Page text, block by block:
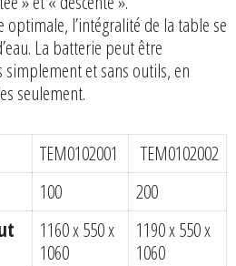
optimale, l’intégralité de la table se
La batterie peut être
simplement et sans outils, en
seulement.
TEM0102001
TEM0102002
100
200
1160 x 550 x
1060
1190 x 550 x
1060